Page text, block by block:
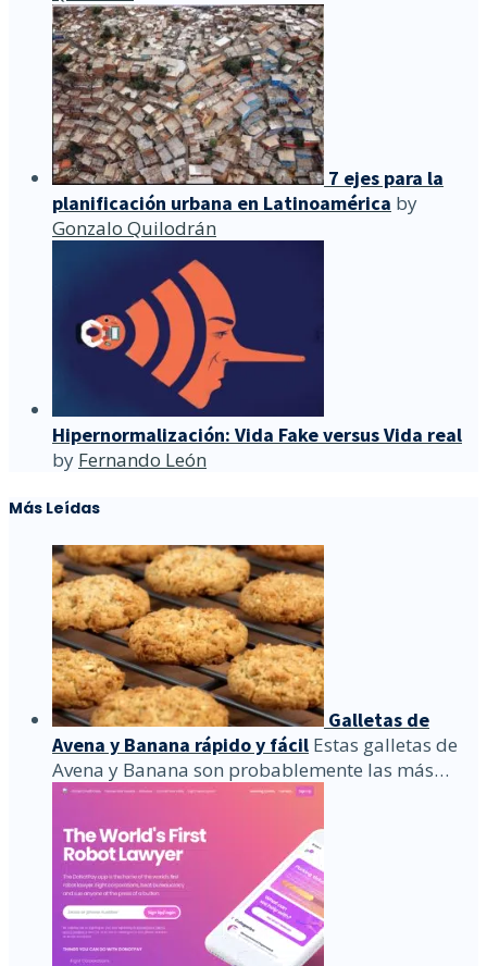
7 ejes para la
planificación urbana en Latinoamérica by
Gonzalo Quilodrán
Hipernormalización: Vida Fake versus Vida real
by Fernando León
Más Leídas
Galletas de
Avena y Banana rápido y fácil Estas galletas de
Avena y Banana son probablemente las más…